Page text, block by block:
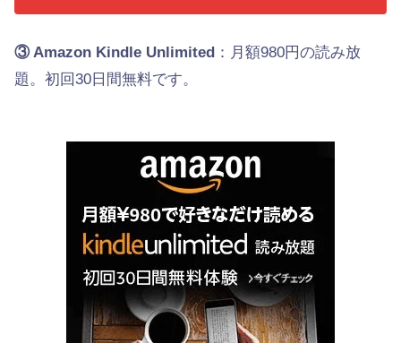
③ Amazon Kindle Unlimited ：月額980円の読み放
題。初回30日間無料です。